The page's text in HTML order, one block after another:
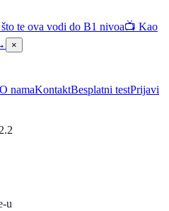
te ova vodi do B1 nivoa📺 Kao
×
O namaKontaktBesplatni testPrijavi
u